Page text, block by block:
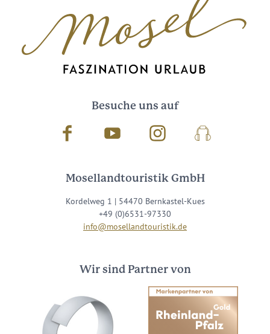
Besuche uns auf
Facebook Youtube InstagramPodcast
Mosellandtouristik GmbH
Kordelweg 1 | 54470 Bernkastel-Kues
+49 (0)6531-97330
info@mosellandtouristik.de
Wir sind Partner von